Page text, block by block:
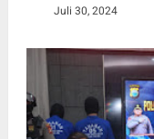
Juli 30, 2024